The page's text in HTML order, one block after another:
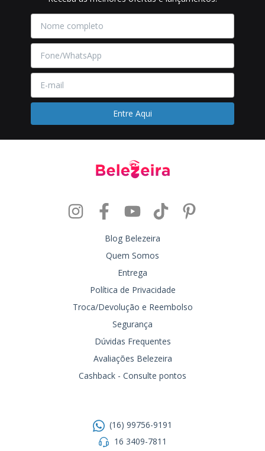
Blog Belezeira
Quem Somos
Entrega
Política de Privacidade
Troca/Devolução e Reembolso
Segurança
Dúvidas Frequentes
Avaliações Belezeira
Cashback - Consulte pontos
(16) 99756-9191
16 3409-7811